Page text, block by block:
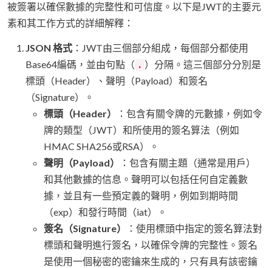
被簽署以確保數據的完整性和可信度。以下是JWT的主要元
素和其工作方式的詳細解釋：
JSON 格式 ：JWT由三個部分組成，每個部分都使用
Base64編碼，並由句點（ . ）分隔。這三個部分分別是
標頭（Header）、聲明（Payload）和簽名
（Signature）。
標頭（Header）
：包含有關令牌的元數據，例如令
牌的類型（JWT）和所使用的簽名算法（例如
HMAC SHA256或RSA）。
聲明（Payload）
：包含有關主題（通常是用戶）
和其他數據的信息。聲明可以包括任何自定義數
據，並且有一些預定義的聲明，例如到期時間
（exp）和發行時間（iat）。
簽名（Signature）
：使用標頭中指定的簽名算法對
標頭和聲明進行簽名，以確保令牌的完整性。簽名
是使用一個秘密的密鑰來生成的，只有具有該密鑰